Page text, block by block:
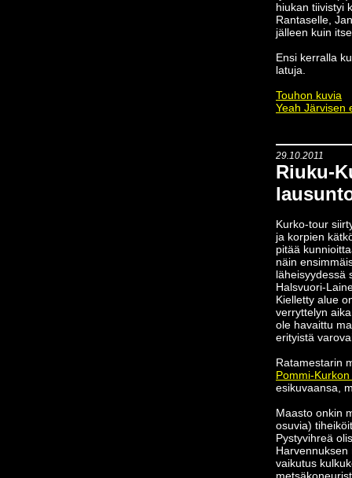
hiukan tiivistyi
Rantaselle,
jälleen kuin
Ensi kerralla
latuja.
Touhon kuvia
Yeah Järvisen
29.10.2011
Riuku-
Kurko-tour
ja korpien
pitää
näin
läheisyydessä
Halsvuori-
Kielletty alue
verryttelyn
ole havaittu
erityistä
Ratamestarin
Pommi-
esikuvaansa,
Maasto onkin
osuvia)
Pystyvihreä
vaikutus